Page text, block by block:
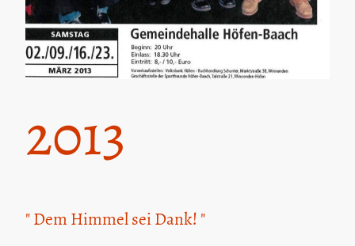
2013
" Dem Himmel sei Dank! "